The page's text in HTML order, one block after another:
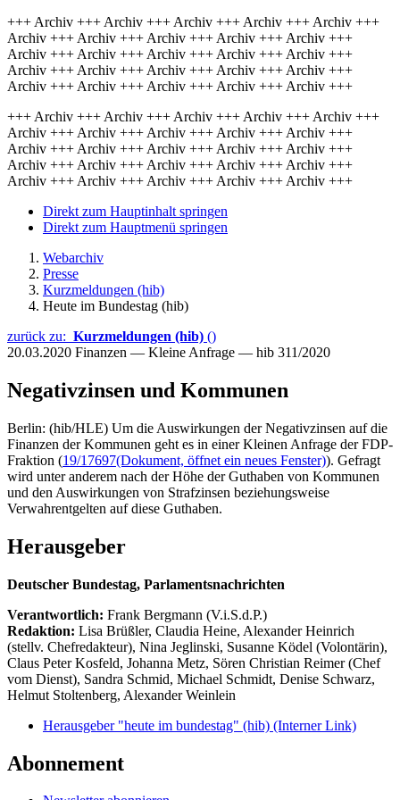
+++ Archiv +++ Archiv +++ Archiv +++ Archiv +++ Archiv +++
Archiv +++ Archiv +++ Archiv +++ Archiv +++ Archiv +++
Archiv +++ Archiv +++ Archiv +++ Archiv +++ Archiv +++
Archiv +++ Archiv +++ Archiv +++ Archiv +++ Archiv +++
Archiv +++ Archiv +++ Archiv +++ Archiv +++ Archiv +++
+++ Archiv +++ Archiv +++ Archiv +++ Archiv +++ Archiv +++
Archiv +++ Archiv +++ Archiv +++ Archiv +++ Archiv +++
Archiv +++ Archiv +++ Archiv +++ Archiv +++ Archiv +++
Archiv +++ Archiv +++ Archiv +++ Archiv +++ Archiv +++
Archiv +++ Archiv +++ Archiv +++ Archiv +++ Archiv +++
Direkt zum Hauptinhalt springen
Direkt zum Hauptmenü springen
Webarchiv
Presse
Kurzmeldungen (hib)
Heute im Bundestag (hib)
zurück zu: Kurzmeldungen (hib) ()
20.03.2020 Finanzen — Kleine Anfrage — hib 311/2020
Negativzinsen und Kommunen
Berlin: (hib/HLE) Um die Auswirkungen der Negativzinsen auf die
Finanzen der Kommunen geht es in einer Kleinen Anfrage der FDP-
Fraktion (19/17697(Dokument, öffnet ein neues Fenster)). Gefragt
wird unter anderem nach der Höhe der Guthaben von Kommunen
und den Auswirkungen von Strafzinsen beziehungsweise
Verwahrentgelten auf diese Guthaben.
Herausgeber
Deutscher Bundestag, Parlamentsnachrichten
Verantwortlich: Frank Bergmann (V.i.S.d.P.)
Redaktion: Lisa Brüßler, Claudia Heine, Alexander Heinrich
(stellv. Chefredakteur), Nina Jeglinski, Susanne Ködel (Volontärin),
Claus Peter Kosfeld, Johanna Metz, Sören Christian Reimer (Chef
vom Dienst), Sandra Schmid, Michael Schmidt, Denise Schwarz,
Helmut Stoltenberg, Alexander Weinlein
Herausgeber "heute im bundestag" (hib) (Interner Link)
Abonnement